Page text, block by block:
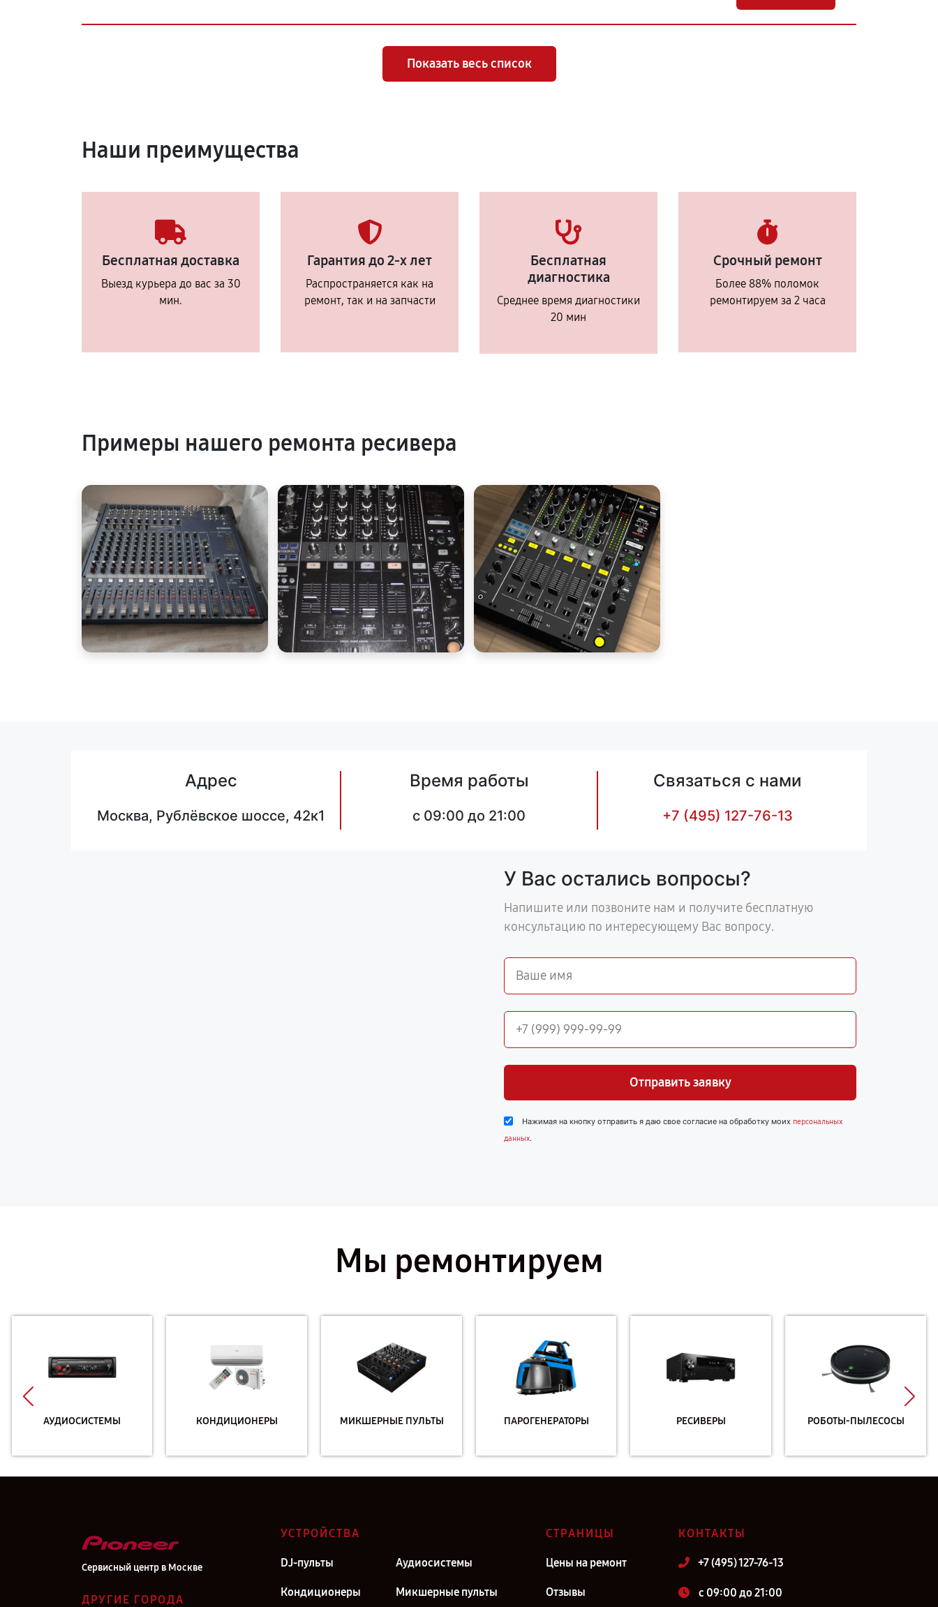
Показать весь список
Наши преимущества
Бесплатная доставка
Выезд курьера до вас за 30
мин.
Гарантия до 2-х лет
Распространяется как на
ремонт, так и на запчасти
Бесплатная
диагностика
Среднее время диагностики
20 мин
Срочный ремонт
Более 88% поломок
ремонтируем за 2 часа
Примеры нашего ремонта ресивера
Адрес
Москва, Рублёвское шоссе, 42к1
Время работы
c 09:00 до 21:00
Связаться с нами
+7 (495) 127-76-13
У Вас остались вопросы?
Напишите или позвоните нам и получите бесплатную
консультацию по интересующему Вас вопросу.
Отправить заявку
Нажимая на кнопку отправить я даю свое согласие на обработку моих персональных
данных.
Мы ремонтируем
АУДИОСИСТЕМЫ КОНДИЦИОНЕРЫ МИКШЕРНЫЕ ПУЛЬТЫ ПАРОГЕНЕРАТОРЫ РЕСИВЕРЫ РОБОТЫ-ПЫЛЕСОСЫ
Сервисный центр в Москве
ДРУГИЕ ГОРОДА
УСТРОЙСТВА
DJ-пульты Аудиосистемы
Кондиционеры Микшерные пульты
СТРАНИЦЫ
Цены на ремонт
Отзывы
КОНТАКТЫ
+7 (495) 127-76-13
c 09:00 до 21:00